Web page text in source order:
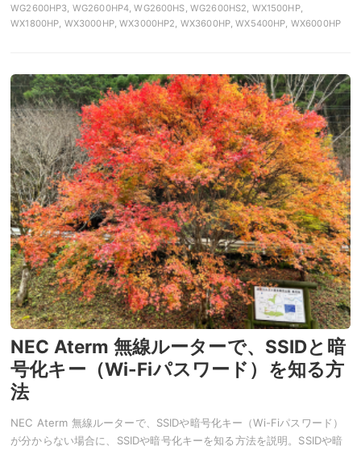
WG2600HP3, WG2600HP4, WG2600HS, WG2600HS2, WX1500HP,
WX1800HP, WX3000HP, WX3000HP2, WX3600HP, WX5400HP, WX6000HP
NEC Aterm 無線ルーターで、SSIDと暗
号化キー（Wi-Fiパスワード）を知る方
法
NEC Aterm 無線ルーターで、SSIDや暗号化キー（Wi-Fiパスワード）
が分からない場合に、SSIDや暗号化キーを知る方法を説明。SSIDや暗